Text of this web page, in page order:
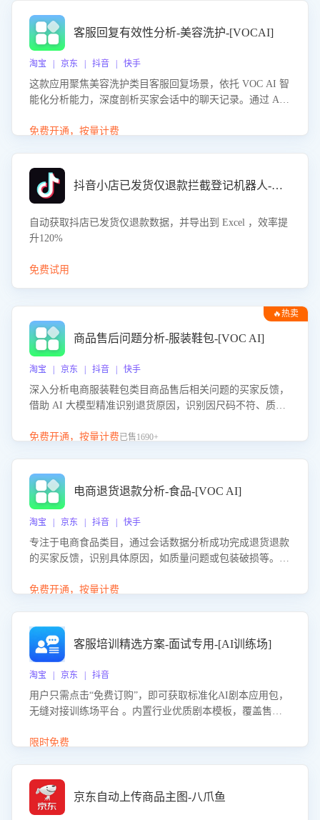
客服回复有效性分析-美容洗护-[VOCAI]
淘宝 | 京东 | 抖音 | 快手
这款应用聚焦美容洗护类目客服回复场景，依托 VOC AI 智
能化分析能力，深度剖析买家会话中的聊天记录。通过 AI
答的有效性与完整性，输出针对性改进策略，助力商家快速
免费开通，按量计费
抖音小店已发货仅退款拦截登记机器人-八爪鱼
自动获取抖店已发货仅退款数据，并导出到 Excel ，效率提
升120%
免费试用
🔥热卖
商品售后问题分析-服装鞋包-[VOC AI]
淘宝 | 京东 | 抖音 | 快手
深入分析电商服装鞋包类目商品售后相关问题的买家反馈，
借助 AI 大模型精准识别退货原因，识别因尺码不符、质量
议，助力商家优化产品或服务，实现销售额的显著提升。
免费开通，按量计费已售1690+
电商退货退款分析-食品-[VOC AI]
淘宝 | 京东 | 抖音 | 快手
专注于电商食品类目，通过会话数据分析成功完成退货退款
的买家反馈，识别具体原因，如质量问题或包装破损等。结
商家降低退款率，提升售后效率。
免费开通，按量计费
客服培训精选方案-面试专用-[AI训练场]
淘宝 | 京东 | 抖音
用户只需点击“免费订购”，即可获取标准化AI剧本应用包，
无缝对接训练场平台 。内置行业优质剧本模板，覆盖售前
初始化时间，助力企业快速启动智能客服训练
限时免费
京东自动上传商品主图-八爪鱼